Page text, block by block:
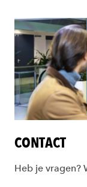
CONTACT
Heb je vragen?